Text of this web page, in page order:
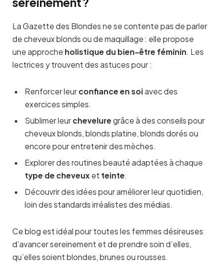
La Gazette des Blondes ne se contente pas de parler
de cheveux blonds ou de maquillage : elle propose
une approche holistique du bien-être féminin . Les
lectrices y trouvent des astuces pour :
Renforcer leur confiance en soiavec des
exercices simples.
Sublimer leur chevelure grâce à des conseils pour
cheveux blonds, blonds platine, blonds dorés ou
encore pour entretenir des mèches.
Explorer des routines beauté adaptées à chaque
type de cheveux et teinte
Découvrir des idées pour améliorer leur quotidien,
loin des standards irréalistes des médias.
Ce blog est idéal pour toutes les femmes désireuses
d’avancer sereinement et de prendre soin d’elles,
qu’elles soient blondes, brunes ou rousses.